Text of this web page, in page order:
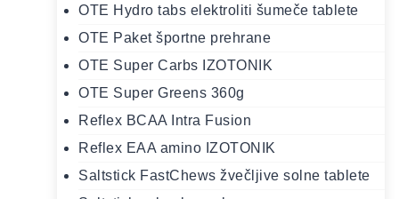
OTE Hydro tabs elektroliti šumeče tablete
OTE Paket športne prehrane
OTE Super Carbs IZOTONIK
OTE Super Greens 360g
Reflex BCAA Intra Fusion
Reflex EAA amino IZOTONIK
Saltstick FastChews žvečljive solne tablete